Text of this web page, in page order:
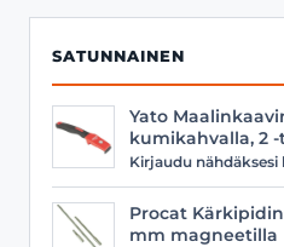
SATUNNAINEN
Yato
kumikahvalla, 2
Kirjaudu nähdäksesi
Procat
mm magneetilla